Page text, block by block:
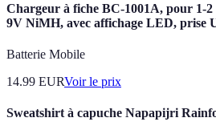
Chargeur à fiche BC-1001A, pour 1-
9V NiMH, avec affichage LED, prise
Batterie Mobile
14.99 EURVoir le prix
Sweatshirt à capuche Napapijri